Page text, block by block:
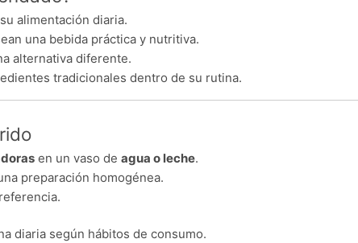
alimentación diaria.
una bebida práctica y nutritiva.
alternativa diferente.
tradicionales dentro de su rutina.
en un vaso deagua o leche.
preparación homogénea.
diaria según hábitos de consumo.